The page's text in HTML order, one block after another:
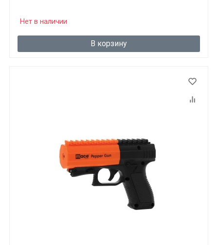
Нет в наличии
В корзину